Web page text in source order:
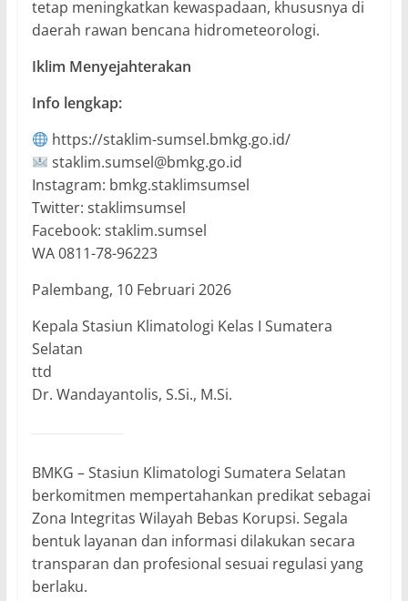
tetap meningkatkan kewaspadaan, khususnya di
daerah rawan bencana hidrometeorologi.
Iklim Menyejahterakan
Info lengkap:
https://staklim-sumsel.bmkg.go.id/
staklim.sumsel@bmkg.go.id
Instagram: bmkg.staklimsumsel
Twitter: staklimsumsel
Facebook: staklim.sumsel
WA 0811-78-96223
Palembang, 10 Februari 2026
Kepala Stasiun Klimatologi Kelas I Sumatera
Selatan
ttd
Dr. Wandayantolis, S.Si., M.Si.
BMKG – Stasiun Klimatologi Sumatera Selatan
berkomitmen mempertahankan predikat sebagai
Zona Integritas Wilayah Bebas Korupsi. Segala
bentuk layanan dan informasi dilakukan secara
transparan dan profesional sesuai regulasi yang
berlaku.